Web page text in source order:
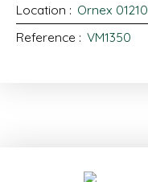
Location : Ornex 01210
Reference : VM1350